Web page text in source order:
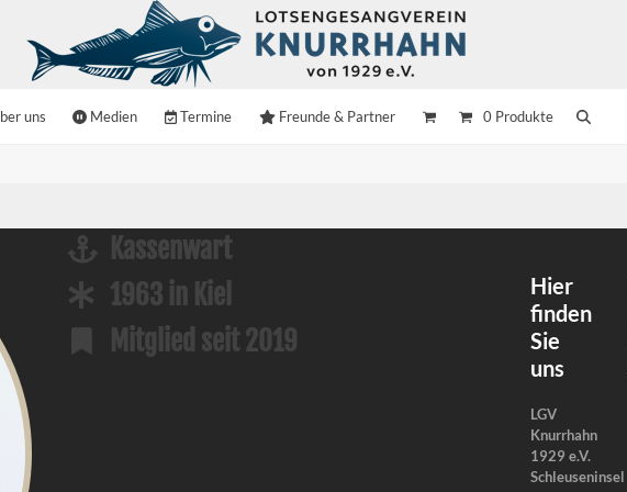
uns Medien Termine Freunde & Partner 0 Produkte
Kassenwart
1963 in Kiel
Mitglied seit 2019
Hier
finden
Sie
uns
LGV
Knurrhahn
1929 e.V.
Schleuseninsel